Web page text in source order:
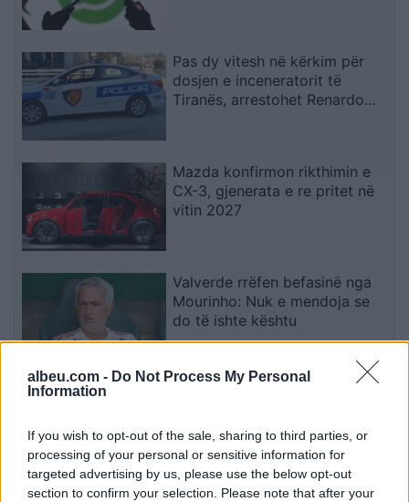
albeu.com - Do Not Process My Personal
Information
If you wish to opt-out of the sale, sharing to third parties, or
processing of your personal or sensitive information for
targeted advertising by us, please use the below opt-out
section to confirm your selection. Please note that after your
Pas dy vitesh në kërkim për
dosjen e inceneratorit të
Tiranës, arrestohet Renardo
Mazda konfirmon rikthimin e
CX-3, gjenerata e re pritet në
vitin 2027
Valverde rrëfen befasinë nga
Mourinho: Nuk e mendoja se
do të ishte kështu
dhe flakët u përhapën drejt
malit